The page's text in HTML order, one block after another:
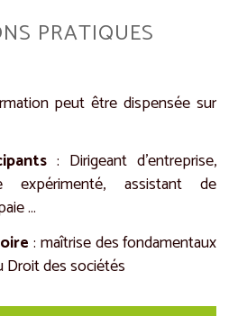
PRATIQUES
peut être dispensée sur
: Dirigeant d’entreprise,
expérimenté, assistant de
…
: maîtrise des fondamentaux
Droit des sociétés